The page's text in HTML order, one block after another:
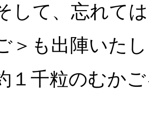
して、忘れて
＞も出陣いた
１千粒のむか